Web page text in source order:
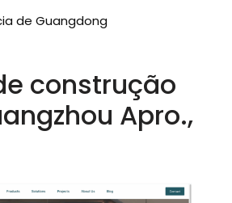
de Guangdong
construção
Apro.,